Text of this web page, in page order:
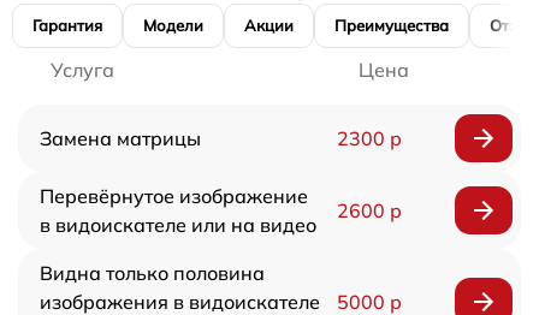
Гарантия Модели Акции Преимущества
Услуга Цена
Замена матрицы 2300 р
Перевёрнутое изображение
в видоискателе или на видео
2600 р
Видна только половина
изображения в видоискателе
5000 р